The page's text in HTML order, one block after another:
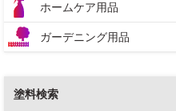
ホームケア用品
ガーデニング用品
塗料検索